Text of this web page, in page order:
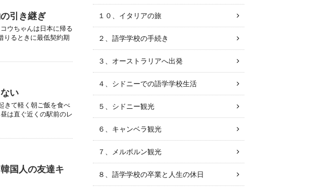
引き継ぎ
ウちゃんは日本に帰る
るときに最低契約期
い
きて軽く朝ご飯を食べ
は直ぐ近くの駅前のレ
国人の友達キ
１０、イタリアの旅
２、語学学校の手続き
３、オーストラリアへ出発
４、シドニーでの語学学校生活
５、シドニー観光
６、キャンベラ観光
７、メルボルン観光
８、語学学校の卒業と人生の休日